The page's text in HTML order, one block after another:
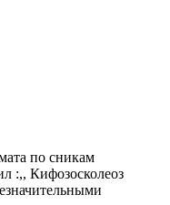
по сникам
:,, Кифозосколеоз